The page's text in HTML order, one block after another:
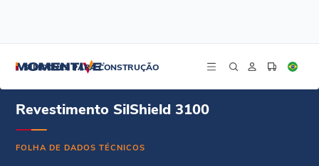
SILICONES PARA CONSTRUÇÃO
Revestimento SilShield 3100 - Ficha técnica - Português
Revestimento SilShield 3100
FOLHA DE DADOS TÉCNICOS